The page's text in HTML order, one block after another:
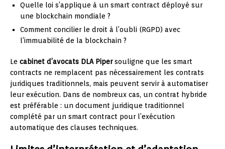
Quelle loi s’applique à un smart contract déployé sur
une blockchain mondiale ?
Comment concilier le droit à l’oubli (RGPD) avec
l’immuabilité de la blockchain ?
Le cabinet d’avocats DLA Pipersouligne que les smart
contracts ne remplacent pas nécessairement les contrats
juridiques traditionnels, mais peuvent servir à automatiser
leur exécution. Dans de nombreux cas, un contrat hybride
est préférable : un document juridique traditionnel
complété par un smart contract pour l’exécution
automatique des clauses techniques.